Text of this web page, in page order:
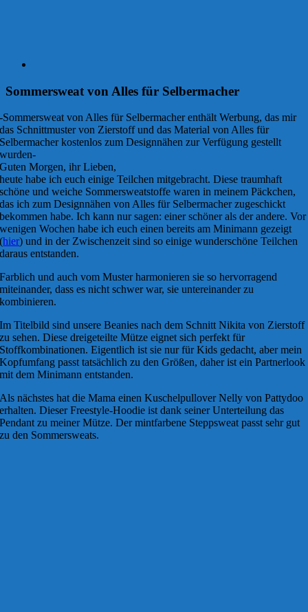
Sommersweat von Alles für Selbermacher
-Sommersweat von Alles für Selbermacher enthält Werbung, das mir
das Schnittmuster von Zierstoff und das Material von Alles für
Selbermacher kostenlos zum Designnähen zur Verfügung gestellt
wurden-
Guten Morgen, ihr Lieben,
heute habe ich euch einige Teilchen mitgebracht. Diese traumhaft
schöne und weiche Sommersweatstoffe waren in meinem Päckchen,
das ich zum Designnähen von Alles für Selbermacher zugeschickt
bekommen habe. Ich kann nur sagen: einer schöner als der andere. Vor
wenigen Wochen habe ich euch einen bereits am Minimann gezeigt
(hier) und in der Zwischenzeit sind so einige wunderschöne Teilchen
daraus entstanden.
Farblich und auch vom Muster harmonieren sie so hervorragend
miteinander, dass es nicht schwer war, sie untereinander zu
kombinieren.
Im Titelbild sind unsere Beanies nach dem Schnitt Nikita von Zierstoff
zu sehen. Diese dreigeteilte Mütze eignet sich perfekt für
Stoffkombinationen. Eigentlich ist sie nur für Kids gedacht, aber mein
Kopfumfang passt tatsächlich zu den Größen, daher ist ein Partnerlook
mit dem Minimann entstanden.
Als nächstes hat die Mama einen Kuschelpullover Nelly von Pattydoo
erhalten. Dieser Freestyle-Hoodie ist dank seiner Unterteilung das
Pendant zu meiner Mütze. Der mintfarbene Steppsweat passt sehr gut
zu den Sommersweats.